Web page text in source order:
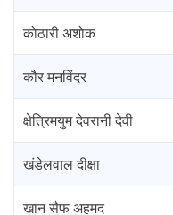
कोठारी अशोक
कौर मनविंदर
क्षेत्रिमयुम देवरानी देवी
खंडेलवाल दीक्षा
खान सैफ अहमद